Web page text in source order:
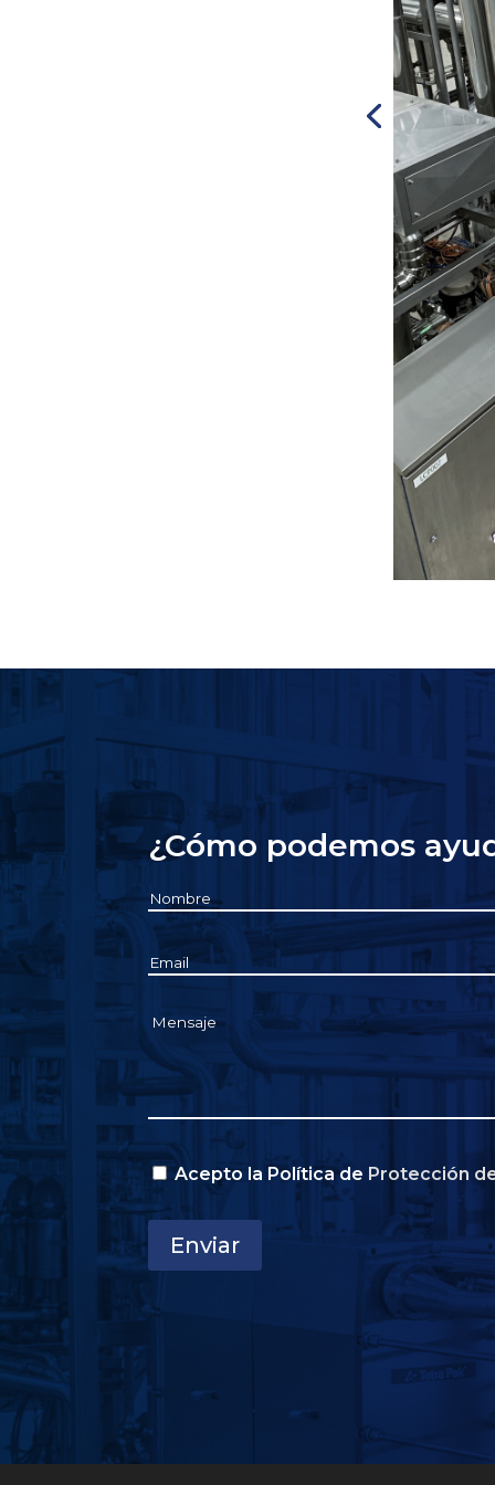
¿Cómo podemos
Acepto la Política de Protección
Enviar